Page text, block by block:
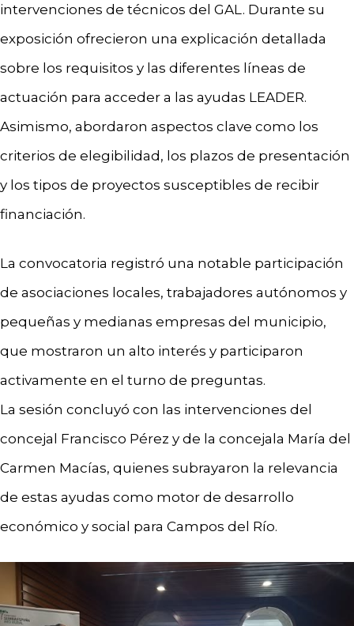
intervenciones de técnicos del GAL. Durante su
exposición ofrecieron una explicación detallada
sobre los requisitos y las diferentes líneas de
actuación para acceder a las ayudas LEADER.
Asimismo, abordaron aspectos clave como los
criterios de elegibilidad, los plazos de presentación
y los tipos de proyectos susceptibles de recibir
financiación.
La convocatoria registró una notable participación
de asociaciones locales, trabajadores autónomos y
pequeñas y medianas empresas del municipio,
que mostraron un alto interés y participaron
activamente en el turno de preguntas.
La sesión concluyó con las intervenciones del
concejal Francisco Pérez y de la concejala María del
Carmen Macías, quienes subrayaron la relevancia
de estas ayudas como motor de desarrollo
económico y social para Campos del Río.